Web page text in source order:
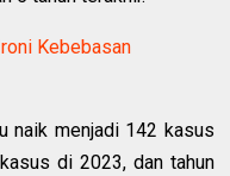
Kebebasan
naik menjadi 142 kasus
di 2023, dan tahun